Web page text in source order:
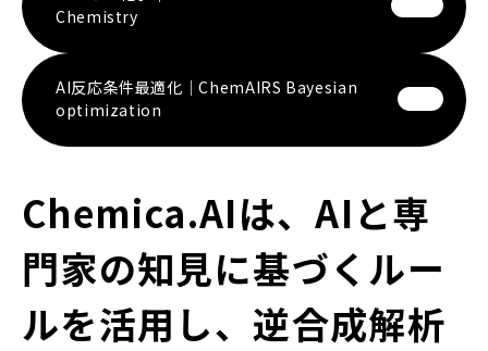
Chemistry
AI反応条件最適化｜ChemAIRS Bayesian
optimization
Chemica.AIは、AIと専
門家の知見に基づくルー
ルを活用し、逆合成解析